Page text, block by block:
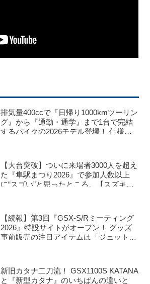
排気量400ccで『日帰り1000kmツーリン
グ』から『通勤・通学』まで1台で完結
するバイクの2026モデル登場！ 仕様変
のバイク！ の新車ニュース】
【大台突破】ついに来場者3000人を超え
た『隼駅まつり2026』で参加人数以上
に“スゴい”と思ったところ。【スズキの
【続報】第3回『GSX-S/Rミーティング
2026』特設サイトがオープン！ グッズ
事前販売の注目アイテムは「ジェットス
新旧カタナ二刀流！ GSX1100S KATANA
と『新型カタナ』のいちばんの違いと